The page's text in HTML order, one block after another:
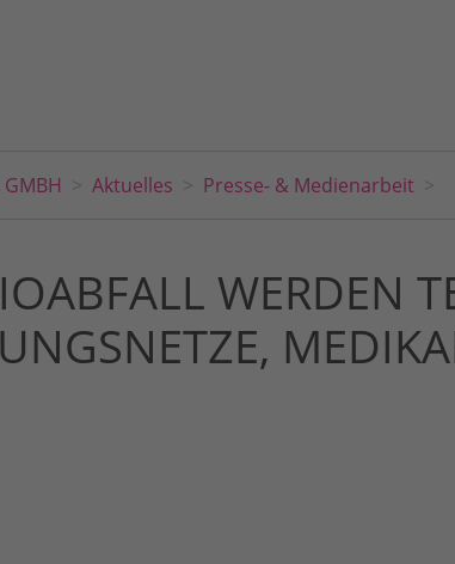
Aktuelles Presse- & Medienarbeit
WERDEN